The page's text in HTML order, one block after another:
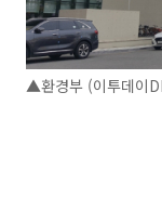
▲환경부 (이투데이